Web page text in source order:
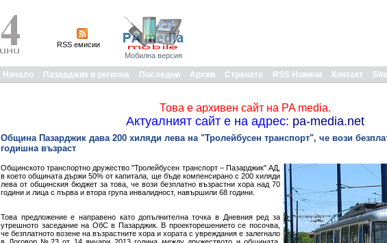
RSS емисии
Мобилна версия
Начало Пазарджик и региона Последни Архив Страната RSS Новини Контакт
Това е архивен сайт на PA media.
Актуалният сайт е на адрес: pa-media.net
Община Пазарджик дава 200 хиляди лева на "Тролейбусен транспорт", че вози
годишна възраст
Общинското транспортно дружество "Тролейбусен транспорт – Пазарджик" АД,
в което общината държи 50% от капитала, ще бъде компенсирано с 200 хиляди
лева от общинския бюджет за това, че вози безплатно възрастни хора над 70
години и лица с първа и втора група инвалидност, навършили 68 години.
Това предложение е направено като допълнителна точка в Дневния ред за
утрешното заседание на ОбС в Пазарджик. В проекторешението се посочва,
че безплатното возене на възрастните хора и хората с увреждания е залегнало